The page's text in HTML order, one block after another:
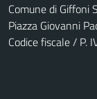
Comune di Giffoni
Piazza Giovanni
Codice fiscale / P.